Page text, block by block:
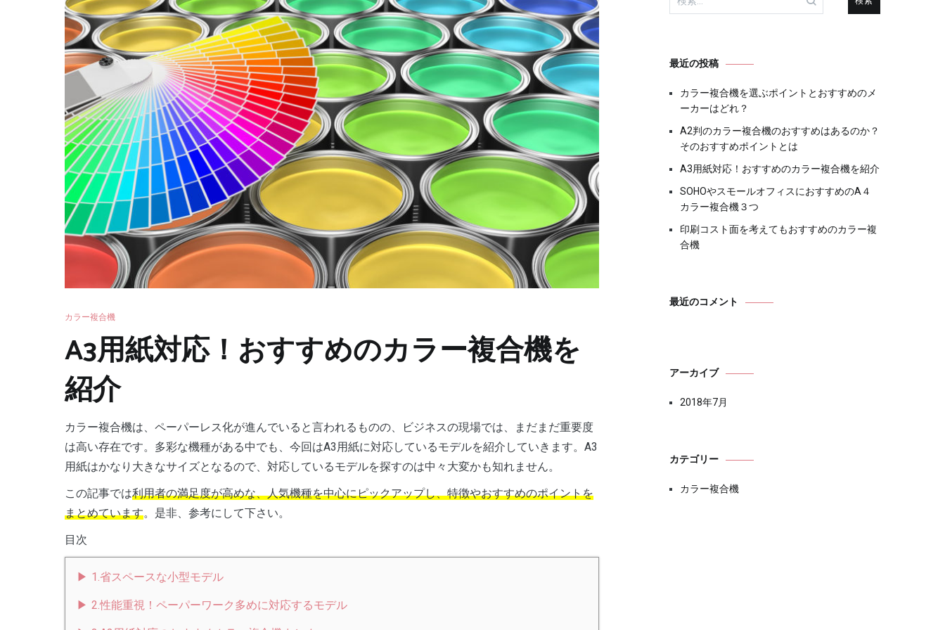
カラー複合機
A3用紙対応！おすすめのカラー複合機を
紹介
カラー複合機は、ペーパーレス化が進んでいると言われるものの、ビジネスの現場では、まだまだ重要度
は高い存在です。多彩な機種がある中でも、今回はA3用紙に対応しているモデルを紹介していきます。A3
用紙はかなり大きなサイズとなるので、対応しているモデルを探すのは中々大変かも知れません。
この記事では利用者の満足度が高めな、人気機種を中心にピックアップし、特徴やおすすめのポイントを
まとめています。是非、参考にして下さい。
目次
1.省スペースな小型モデル
2.性能重視！ペーパーワーク多めに対応するモデル
索:
最近の投稿
カラー複合機を選ぶポイントとおすすめのメ
ーカーはどれ？
A2判のカラー複合機のおすすめはあるのか？
そのおすすめポイントとは
A3用紙対応！おすすめのカラー複合機を紹介
SOHOやスモールオフィスにおすすめのA４
カラー複合機３つ
印刷コスト面を考えてもおすすめのカラー複
合機
最近のコメント
アーカイブ
2018年7月
カテゴリー
カラー複合機